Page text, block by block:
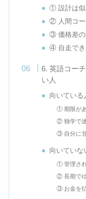
① 設計は似
② 人間コー
③ 価格差の
④ 自走でき
6. 英語コー
い人
向いている
① 期限が
② 独学で
③ 自分に
向いていな
① 管理さ
② 長期で
③ お金を